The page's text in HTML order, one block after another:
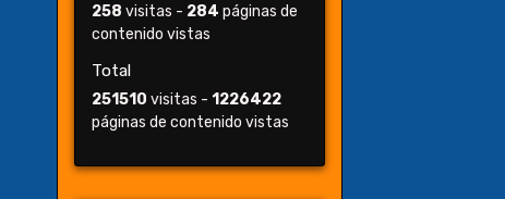
258 visitas - 284 páginas de
contenido vistas
Total
251510 visitas -1226422
páginas de contenido vistas